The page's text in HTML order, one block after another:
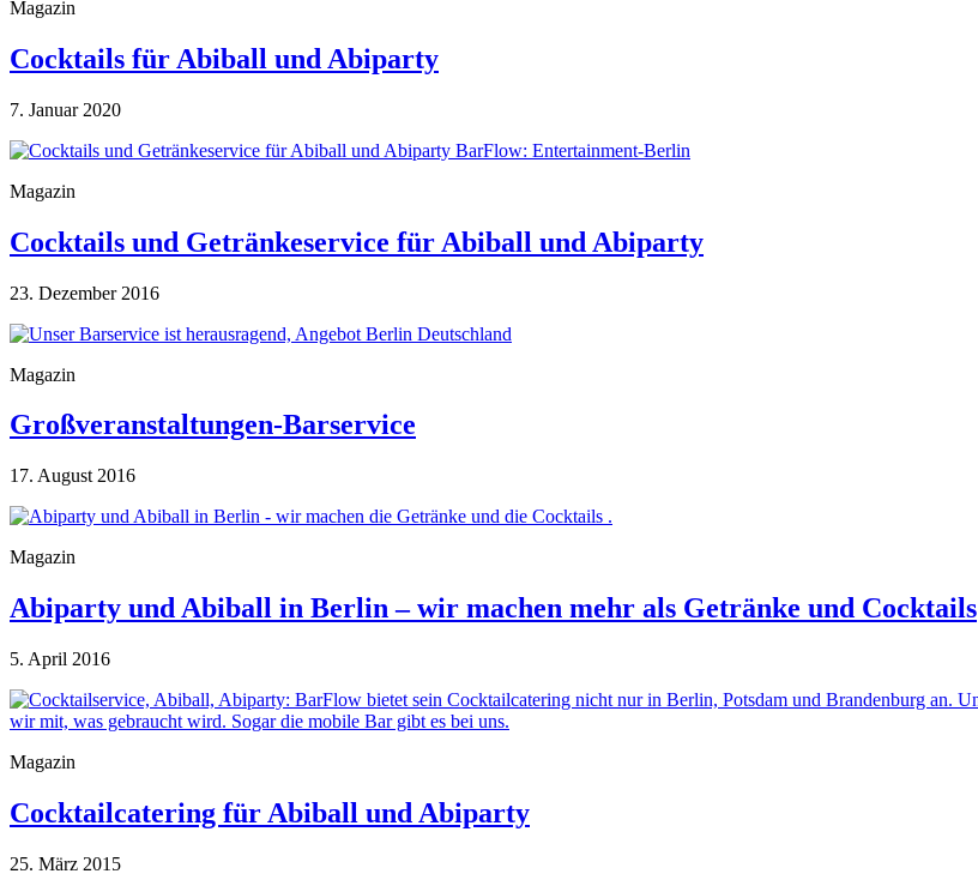
Magazin
Cocktails für Abiball und Abiparty
7. Januar 2020
Magazin
Cocktails und Getränkeservice für Abiball und Abiparty
23. Dezember 2016
Magazin
Großveranstaltungen-Barservice
17. August 2016
Magazin
Abiparty und Abiball in Berlin – wir machen mehr als Getränke und Cocktails
5. April 2016
Magazin
Cocktailcatering für Abiball und Abiparty
25. März 2015